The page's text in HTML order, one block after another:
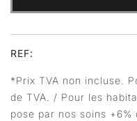
REF:
*Prix TVA non incluse.
de TVA. / Pour les
pose par nos soins +6%